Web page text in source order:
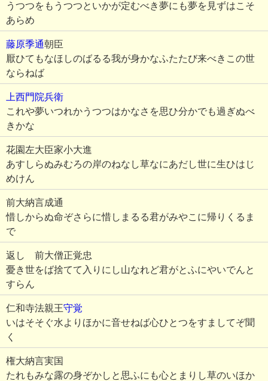
うつつをもうつつといかが定むべき夢にも夢を見ずはこそ
あらめ
藤原季通朝臣
厭ひてもなほしのばるる我が身かなふたたび来べきこの世
ならねば
上西門院兵衛
これや夢いつれかうつつはかなさを思ひ分かでも過ぎぬべ
きかな
花園左大臣家小大進
あすしらぬみむろの岸のねなし草なにあだし世に生ひはじ
めけん
前大納言成通
惜しからぬ命ぞさらに惜しまるる君がみやこに帰りくるま
で
返し 前大僧正覚忠
憂き世をば捨てて入りにし山なれど君がとふにやいでんと
すらん
仁和寺法親王守覚
いはそそぐ水よりほかに音せねば心ひとつをすましてぞ聞
く
権大納言実国
たれもみな露の身ぞかしと思ふにも心とまりし草のいほか